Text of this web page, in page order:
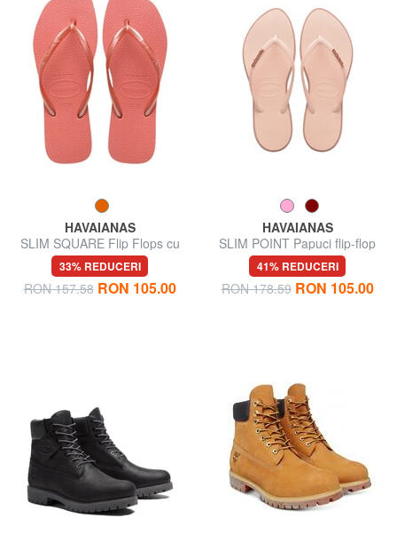
HAVAIANAS
SLIM SQUARE Flip Flops cu
vârful pătrat
33% REDUCERI
RON 157.58 RON 105.00
HAVAIANAS
SLIM POINT Papuci flip-flop
41% REDUCERI
RON 178.59 RON 105.00